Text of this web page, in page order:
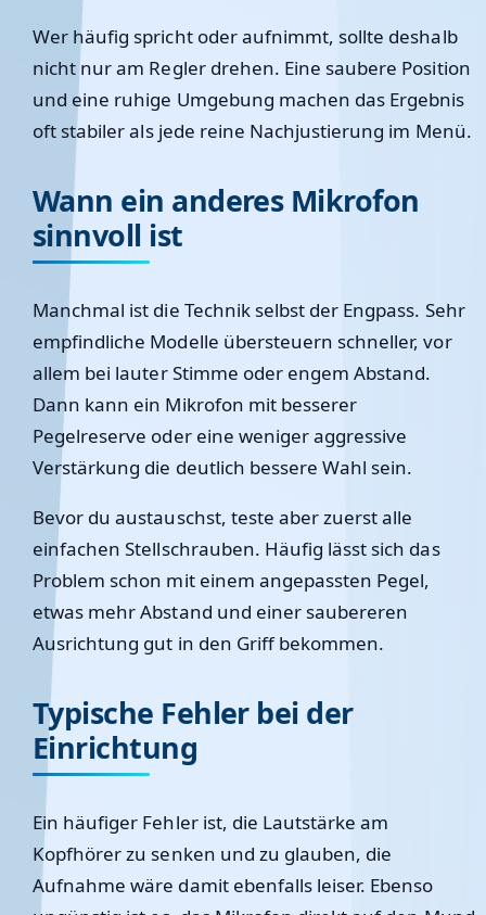
Wer häufig spricht oder aufnimmt, sollte deshalb
nicht nur am Regler drehen. Eine saubere Position
und eine ruhige Umgebung machen das Ergebnis
oft stabiler als jede reine Nachjustierung im Menü.
Wann ein anderes Mikrofon
sinnvoll ist
Manchmal ist die Technik selbst der Engpass. Sehr
empfindliche Modelle übersteuern schneller, vor
allem bei lauter Stimme oder engem Abstand.
Dann kann ein Mikrofon mit besserer
Pegelreserve oder eine weniger aggressive
Verstärkung die deutlich bessere Wahl sein.
Bevor du austauschst, teste aber zuerst alle
einfachen Stellschrauben. Häufig lässt sich das
Problem schon mit einem angepassten Pegel,
etwas mehr Abstand und einer saubereren
Ausrichtung gut in den Griff bekommen.
Typische Fehler bei der
Einrichtung
Ein häufiger Fehler ist, die Lautstärke am
Kopfhörer zu senken und zu glauben, die
Aufnahme wäre damit ebenfalls leiser. Ebenso